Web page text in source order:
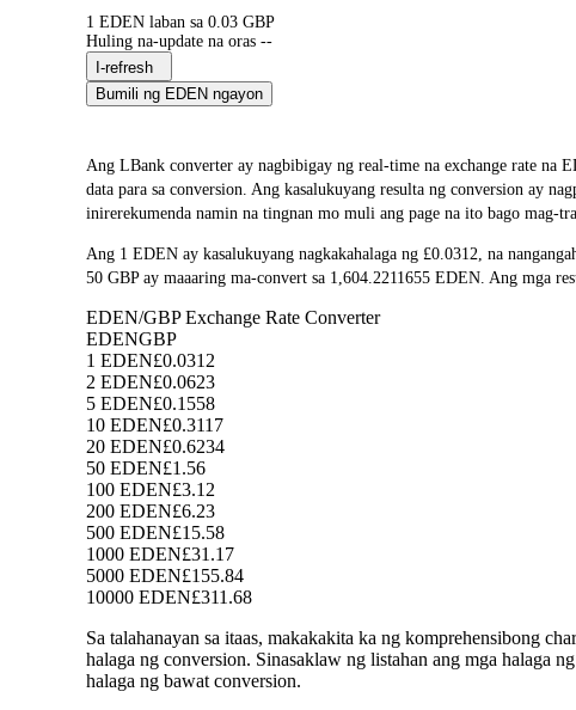
1 EDEN laban sa 0.03 GBP
Huling na-update na oras --
I-refresh
Bumili ng EDEN ngayon
Ang LBank converter ay nagbibigay ng real-time na exchange rate na
data para sa conversion. Ang kasalukuyang resulta ng conversion ay
inirerekumenda namin na tingnan mo muli ang page na ito bago mag-
Ang 1 EDEN ay kasalukuyang nagkakahalaga ng £0.0312, na
50 GBP ay maaaring ma-convert sa 1,604.2211655 EDEN. Ang mga
EDEN/GBP Exchange Rate Converter
EDENGBP
1 EDEN£0.0312
2 EDEN£0.0623
5 EDEN£0.1558
10 EDEN£0.3117
20 EDEN£0.6234
50 EDEN£1.56
100 EDEN£3.12
200 EDEN£6.23
500 EDEN£15.58
1000 EDEN£31.17
5000 EDEN£155.84
10000 EDEN£311.68
Sa talahanayan sa itaas, makakakita ka ng komprehensibong
halaga ng conversion. Sinasaklaw ng listahan ang mga halaga
halaga ng bawat conversion.